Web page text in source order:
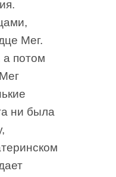
Мег.
а потом
ни была